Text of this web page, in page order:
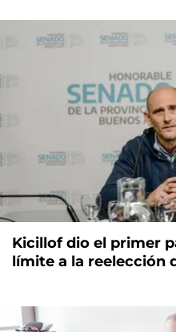
Kicillof dio el primer
límite a la reelección